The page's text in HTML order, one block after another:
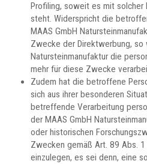
Profiling, soweit es mit solcher
steht. Widerspricht die
MAAS GmbH
Zwecke der Direktwerbung, so
Natursteinmanufaktur die
mehr für diese Zwecke
Zudem hat die betroffene
sich aus ihrer besonderen
betreffende Verarbeitung
der MAAS GmbH
oder historischen
Zwecken gemäß Art. 89 Abs. 1
einzulegen, es sei denn, eine